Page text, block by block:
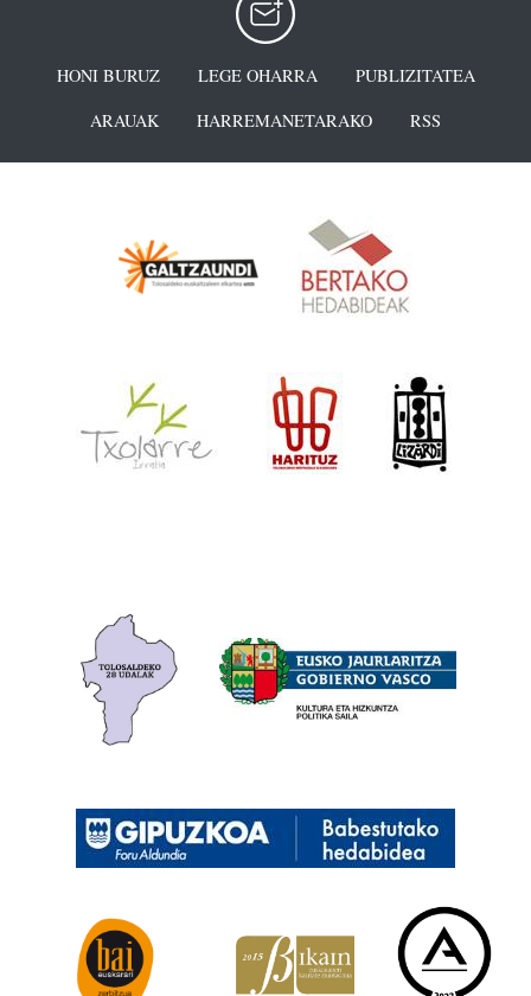
HONI BURUZ LEGE OHARRA
PUBLIZITATEA
ARAUAK
HARREMANETARAKO RSS